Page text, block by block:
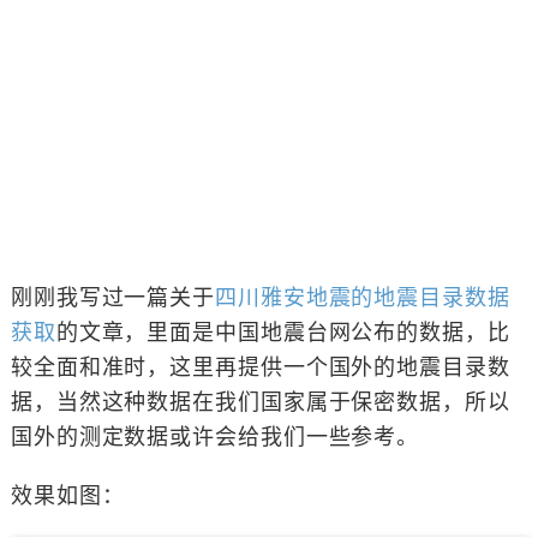
刚刚我写过一篇关于 四川雅安地震的地震目录数据
获取的文章，里面是中国地震台网公布的数据，比
较全面和准时，这里再提供一个国外的地震目录数
据，当然这种数据在我们国家属于保密数据，所以
国外的测定数据或许会给我们一些参考。
效果如图：